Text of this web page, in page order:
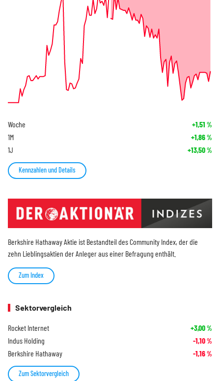
Woche +1,51 %
1M +1,86%
1J +13,50%
Kennzahlen und Details
Berkshire Hathaway Aktie ist Bestandteil des Community Index, der die
zehn Lieblingsaktien der Anleger aus einer Befragung enthält.
Zum Index
Sektorvergleich
Rocket Internet +3,00%
Indus Holding -1,10%
Berkshire Hathaway -1,16%
Zum Sektorvergleich